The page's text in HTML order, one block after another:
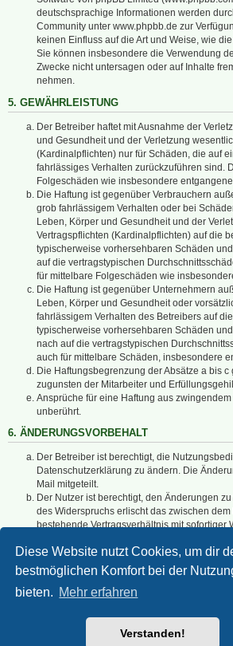
Diese Website nutzt Cookies, um dir
bestmöglichen Komfort bei der
bieten. Mehr erfahren
Verstanden!
deutschsprachige Informationen werden
Community unter www.phpbb.de zur
keinen Einfluss auf die Art und Weise, wie
Sie können insbesondere die Verwendung
Zwecke nicht untersagen oder auf Inhalte
nehmen.
5. GEWÄHRLEISTUNG
Der Betreiber haftet mit Ausnahme der
und Gesundheit und der Verletzung
(Kardinalpflichten) nur für Schäden, die auf
fahrlässiges Verhalten zurückzuführen sind.
Folgeschäden wie insbesondere
Die Haftung ist gegenüber Verbrauchern
grob fahrlässigem Verhalten oder bei
Leben, Körper und Gesundheit und der
Vertragspflichten (Kardinalpflichten) auf die
typischerweise vorhersehbaren Schäden
auf die vertragstypischen
für mittelbare Folgeschäden wie
Die Haftung ist gegenüber Unternehmern
Leben, Körper und Gesundheit oder
fahrlässigem Verhalten des Betreibers auf
typischerweise vorhersehbaren Schäden
nach auf die vertragstypischen
auch für mittelbare Schäden, insbesondere
Die Haftungsbegrenzung der Absätze a bis
zugunsten der Mitarbeiter und
Ansprüche für eine Haftung aus
unberührt.
6. ÄNDERUNGSVORBEHALT
Der Betreiber ist berechtigt, die
Datenschutzerklärung zu ändern. Die
Mail mitgeteilt.
Der Nutzer ist berechtigt, den Änderungen
des Widerspruchs erlischt das zwischen
bestehende Vertragsverhältnis mit sofortiger
Die Änderungen gelten als anerkannt und
den Änderungen zugestimmt hat.
Informationen über den Umgang mit
sind in der Datenschutzerklärung enthalten.